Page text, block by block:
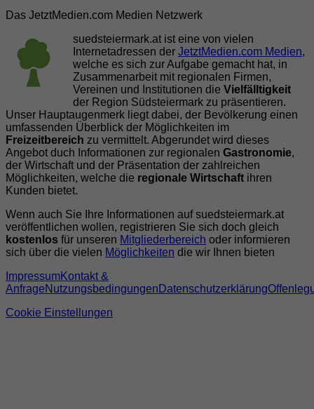
Das JetztMedien.com Medien Netzwerk
suedsteiermark.at ist eine von vielen
Internetadressen der JetztMedien.com Medien,
welche es sich zur Aufgabe gemacht hat, in
Zusammenarbeit mit regionalen Firmen,
Vereinen und Institutionen die Vielfälltigkeit
der Region Südsteiermark zu präsentieren.
Unser Hauptaugenmerk liegt dabei, der Bevölkerung einen
umfassenden Überblick der Möglichkeiten im
Freizeitbereich zu vermittelt. Abgerundet wird dieses
Angebot duch Informationen zur regionalen Gastronomie,
der Wirtschaft und der Präsentation der zahlreichen
Möglichkeiten, welche die regionale Wirtschaft ihren
Kunden bietet.
Wenn auch Sie Ihre Informationen auf suedsteiermark.at
veröffentlichen wollen, registrieren Sie sich doch gleich
kostenlos für unseren Mitgliederbereich oder informieren
sich über die vielen Möglichkeiten die wir Ihnen bieten
ImpressumKontakt &
AnfrageNutzungsbedingungen Datenschutzerklärung
Cookie Einstellungen